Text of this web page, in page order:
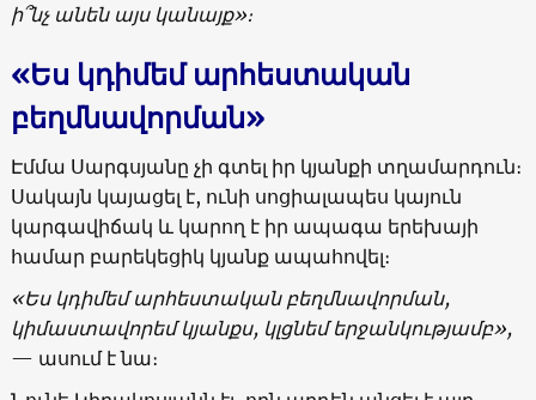
ի՞նչ անեն այս կանայք»։
«Ես կդիմեմ արհեստական
բեղմնավորման»
Էմմա Սարգսյանը չի գտել իր կյանքի տղամարդուն։
Սակայն կայացել է, ունի սոցիալապես կայուն
կարգավիճակ և կարող է իր ապագա երեխայի
համար բարեկեցիկ կյանք ապահովել։
«Ես կդիմեմ արհեստական բեղմնավորման,
կիմաստավորեմ կյանքս, կլցնեմ երջանկությամբ»,
— ասում է նա։